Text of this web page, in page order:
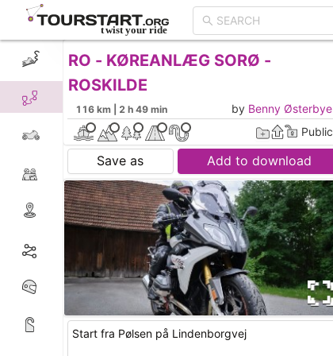
CREATE TOUR LIST
RO - KØREANLÆG SORØ -
ROSKILDE
116 km | 2 h 49 min by Benny Østerbye
Public
Save as Add to download
Start fra Pølsen på Lindenborgvej